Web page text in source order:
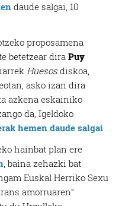
daude salgai, 10
proposamena
betetzear diraPuy
Huesos diskoa,
asko izan dira
azkena eskainiko
da, Igeldoko
hemen daude salgai.
hainbat plan ere
, baina zehazki bat
Euskal Herriko Sexu
amorruaren”